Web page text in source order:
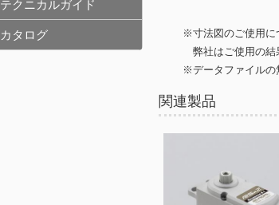
※寸法図のご使用に
弊社はご使用の結
※データファイルの
関連製品
テクニカルガイド
カタログ